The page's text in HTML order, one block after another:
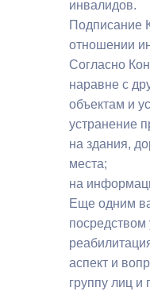
Открытые
проверок
инвалидов.
Подписание
отношении
Согласно
наравне с
объектам и
устранение
на здания,
места;
на
Еще одним
аспект и
группу лиц и